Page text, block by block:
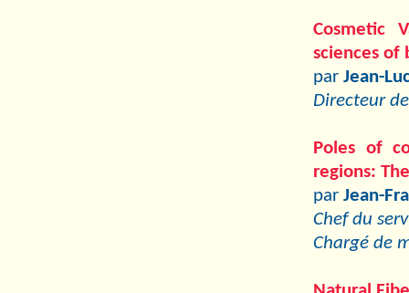
Cosmetic
sciences of
par Jean-
Directeur
Poles of
regions:
par Jean-
Chef du
Chargé de